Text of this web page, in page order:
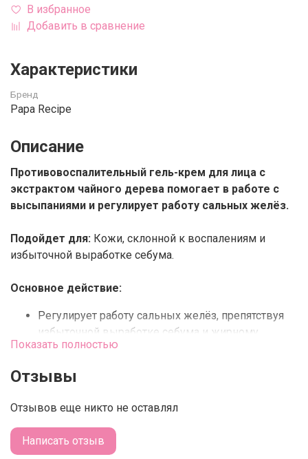
В избранное
Добавить в сравнение
Характеристики
Бренд
Papa Recipe
Описание
Противовоспалительный гель-крем для лица с
экстрактом чайного дерева помогает в работе с
высыпаниями и регулирует работу сальных желёз.
Подойдет для: Кожи, склонной к воспалениям и
избыточной выработке себума.
Основное действие:
Регулирует работу сальных желёз, препятствуя
избыточной выработке себума и жирному
блеску.
действие, помогает устранить высыпания, а
Имеет комфортную гелевую текстуру, которая не
перегружает кожу.
Показать полностью
Отзывы
Отзывов еще никто не оставлял
Написать отзыв